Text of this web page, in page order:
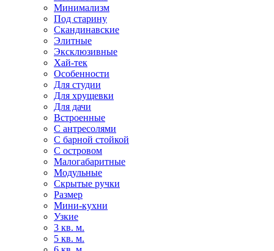
Минимализм
Под старину
Скандинавские
Элитные
Эксклюзивные
Хай-тек
Особенности
Для студии
Для хрущевки
Для дачи
Встроенные
С антресолями
С барной стойкой
С островом
Малогабаритные
Модульные
Скрытые ручки
Размер
Мини-кухни
Узкие
3 кв. м.
5 кв. м.